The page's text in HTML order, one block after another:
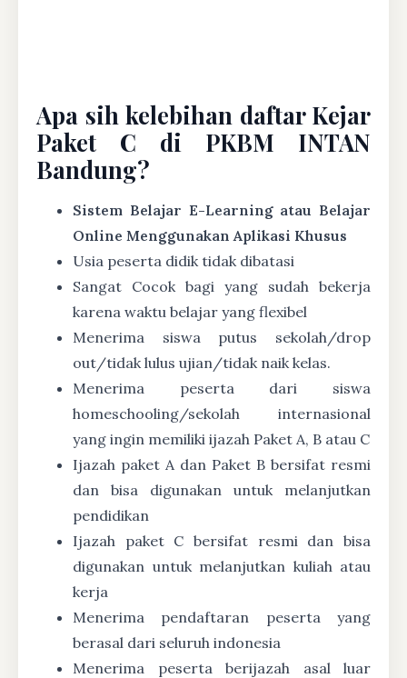
Apa sih kelebihan daftar Kejar
Paket C di PKBM INTAN
Bandung?
Sistem Belajar E-Learning atau Belajar
Online Menggunakan Aplikasi Khusus
Usia peserta didik tidak dibatasi
Sangat Cocok bagi yang sudah bekerja
karena waktu belajar yang flexibel
Menerima siswa putus sekolah/drop
out/tidak lulus ujian/tidak naik kelas.
Menerima peserta dari siswa
homeschooling/sekolah internasional
yang ingin memiliki ijazah Paket A, B atau C
Ijazah paket A dan Paket B bersifat resmi
dan bisa digunakan untuk melanjutkan
pendidikan
Ijazah paket C bersifat resmi dan bisa
digunakan untuk melanjutkan kuliah atau
kerja
Menerima pendaftaran peserta yang
berasal dari seluruh indonesia
Menerima peserta berijazah asal luar